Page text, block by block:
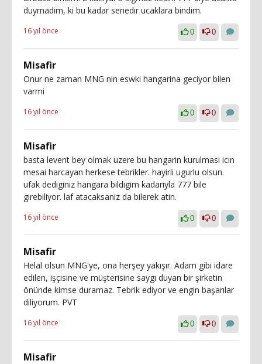
duymadim, ki bu kadar senedir ucaklara bindim.
16 yıl önce 0 0
Misafir
Onur ne zaman MNG nin eswki hangarina geciyor bilen
varmi
16 yıl önce 0 0
Misafir
basta levent bey olmak uzere bu hangarin kurulmasi icin
mesai harcayan herkese tebrikler. hayirli ugurlu olsun.
ufak dediginiz hangara bildigim kadariyla 777 bile
girebiliyor. laf atacaksaniz da bilerek atin.
16 yıl önce 0 0
Misafir
Helal olsun MNG'ye, ona herşey yakışır. Adam gibi idare
edilen, işçisine ve müşterisine saygı duyan bir şirketin
önünde kimse duramaz. Tebrik ediyor ve engin başarılar
diliyorum. PVT
16 yıl önce 0 0
Misafir